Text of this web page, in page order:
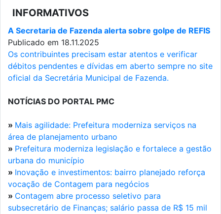
INFORMATIVOS
A Secretaria de Fazenda alerta sobre golpe de REFIS
Publicado em 18.11.2025
Os contribuintes precisam estar atentos e verificar
débitos pendentes e dívidas em aberto sempre no site
oficial da Secretária Municipal de Fazenda.
NOTÍCIAS DO PORTAL PMC
» Mais agilidade: Prefeitura moderniza serviços na
área de planejamento urbano
» Prefeitura moderniza legislação e fortalece a gestão
urbana do município
» Inovação e investimentos: bairro planejado reforça
vocação de Contagem para negócios
» Contagem abre processo seletivo para
subsecretário de Finanças; salário passa de R$ 15 mil